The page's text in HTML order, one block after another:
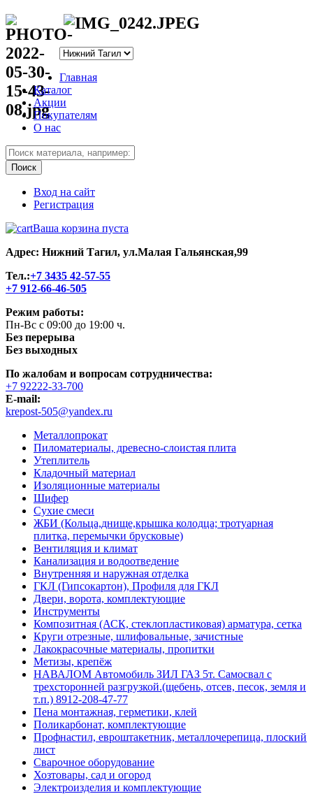
Главная
Каталог
Акции
Покупателям
О нас
Вход на сайт
Регистрация
Ваша корзина пуста
Адрес: Нижний Тагил, ул.Малая Гальянская,99
Тел.:+7 3435 42-57-55
+7 912-66-46-505
Режим работы:
Пн-Вс с 09:00 до 19:00 ч.
Без перерыва
Без выходных
По жалобам и вопросам сотрудничества:
+7 92222-33-700
E-mail:
krepost-505@yandex.ru
Металлопрокат
Пиломатериалы, древесно-слоистая плита
Утеплитель
Кладочный материал
Изоляционные материалы
Шифер
Сухие смеси
ЖБИ (Кольца,днище,крышка колодца; тротуарная
плитка, перемычки брусковые)
Вентиляция и климат
Канализация и водоотведение
Внутренняя и наружная отделка
ГКЛ (Гипсокартон), Профиля для ГКЛ
Двери, ворота, комплектующие
Инструменты
Композитная (АСК, стеклопластиковая) арматура, сетка
Круги отрезные, шлифовальные, зачистные
Лакокрасочные материалы, пропитки
Метизы, крепёж
НАВАЛОМ Автомобиль ЗИЛ ГАЗ 5т. Самосвал с
трехсторонней разгрузкой.(щебень, отсев, песок, земля и
т.п.) 8912-208-47-77
Пена монтажная, герметики, клей
Поликарбонат, комплектующие
Профнастил, евроштакетник, металлочерепица, плоский
лист
Сварочное оборудование
Хозтовары, сад и огород
Электроизделия и комплектующие